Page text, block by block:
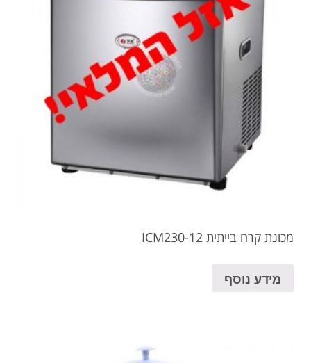
מכונת קרח בייתית ICM230-12
מידע נוסף